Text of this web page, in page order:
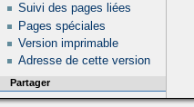
Suivi des pages liées
Pages spéciales
Version imprimable
Adresse de cette version
Partager